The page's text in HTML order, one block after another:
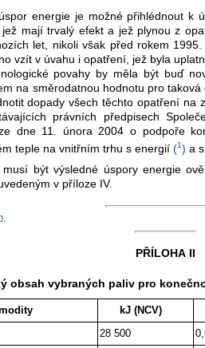
energie je možné přihlédnout k
mají trvalý efekt a jež plynou z
let, nikoli však před rokem
vzít v úvahu i opatření, jež byla
povahy by měla být buď
na směrodatnou hodnotu pro
dopady všech těchto opatření na
právních předpisech
dne 11. února 2004 o podpoře
teple na vnitřním trhu s energií (1) a
být výsledné úspory energie
v příloze IV.
PŘÍLOHA II
obsah vybraných paliv pro
kJ (NCV)
28 500